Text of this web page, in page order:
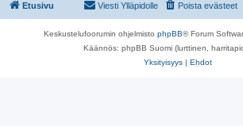
Etusivu Poista evästeet
Viesti Ylläpidolle
Keskustelufoorumin ohjelmisto phpBB® Forum
Käännös: phpBB Suomi (lurttinen,
Yksityisyys | Ehdot